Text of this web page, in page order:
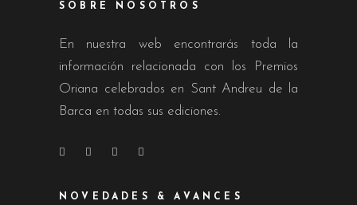
SOBRE NOSOTROS
En nuestra web encontrarás toda la
información relacionada con los Premios
Oriana celebrados en Sant Andreu de la
Barca en todas sus ediciones.
NOVEDADES & AVANCES